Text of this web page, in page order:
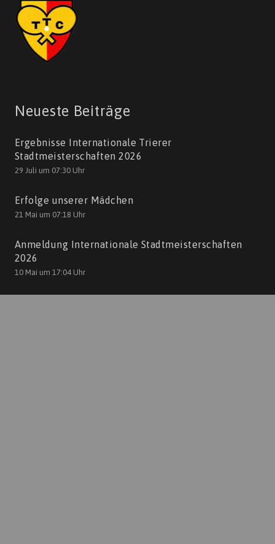
Neueste Beiträge
Ergebnisse Internationale Trierer
Stadtmeisterschaften 2026
29 Juli um 07:30 Uhr
Erfolge unserer Mädchen
21 Mai um 07:18 Uhr
Anmeldung Internationale Stadtmeisterschaften
2026
10 Mai um 17:04 Uhr